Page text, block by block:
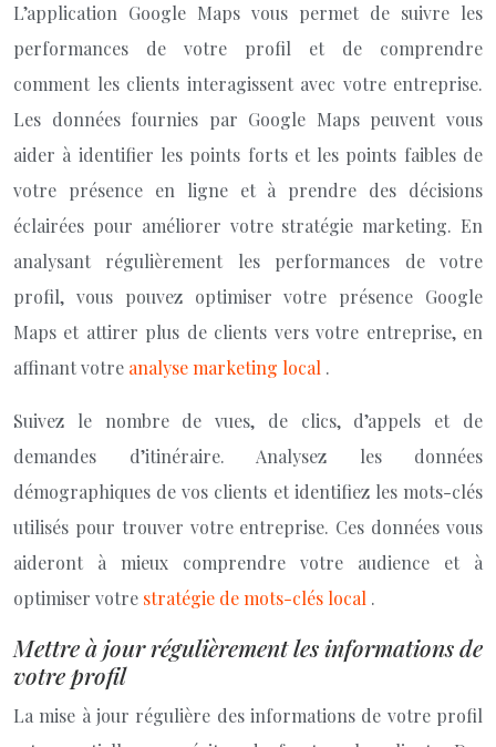
L’application Google Maps vous permet de suivre les
performances de votre profil et de comprendre
comment les clients interagissent avec votre entreprise.
Les données fournies par Google Maps peuvent vous
aider à identifier les points forts et les points faibles de
votre présence en ligne et à prendre des décisions
éclairées pour améliorer votre stratégie marketing. En
analysant régulièrement les performances de votre
profil, vous pouvez optimiser votre présence Google
Maps et attirer plus de clients vers votre entreprise, en
affinant votre analyse marketing local .
Suivez le nombre de vues, de clics, d’appels et de
demandes d’itinéraire. Analysez les données
démographiques de vos clients et identifiez les mots-clés
utilisés pour trouver votre entreprise. Ces données vous
aideront à mieux comprendre votre audience et à
optimiser votre stratégie de mots-clés local .
Mettre à jour régulièrement les informations de
votre profil
La mise à jour régulière des informations de votre profil